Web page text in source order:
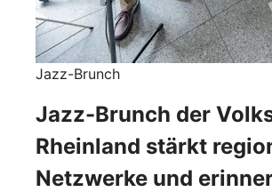
Jazz-Brunch
Jazz-Brunch der
Rheinland stärkt
Netzwerke und